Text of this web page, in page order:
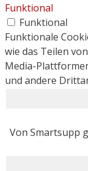
Funktional
Funktional
Funktionale
wie das Teilen
Media-
und andere
Von Smartsupp